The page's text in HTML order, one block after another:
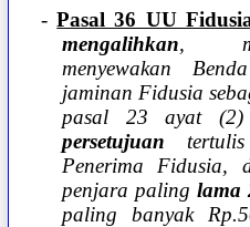
-Pasal 36 UU
mengalihkan,
menyewakan
jaminan Fidusia
pasal 23 ayat
persetujuan
Penerima Fidusia,
penjara paling lama
paling banyak